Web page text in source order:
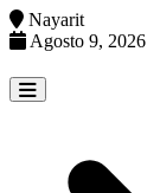
Nayarit
Agosto 9, 2026
to
content